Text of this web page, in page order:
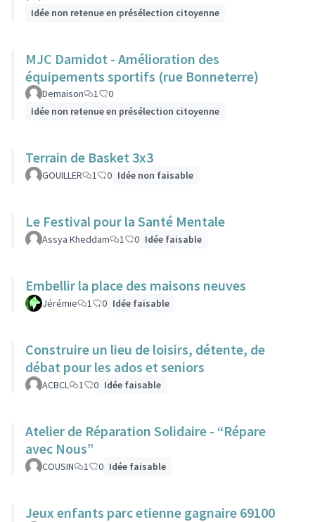
Idée non retenue en présélection citoyenne
MJC Damidot - Amélioration des
équipements sportifs (rue Bonneterre)
Demaison 1
0
Idée non retenue en présélection citoyenne
Terrain de Basket 3x3
GOUILLER 1 0 Idée non faisable
Le Festival pour la Santé Mentale
Assya Kheddam 1 0 Idée faisable
Embellir la place des maisons neuves
Jérémie 1 0 Idée faisable
Construire un lieu de loisirs, détente, de
débat pour les ados et seniors
ACBCL 1 0 Idée faisable
Atelier de Réparation Solidaire - “Répare
avec Nous”
COUSIN 1 0 Idée faisable
Jeux enfants parc etienne gagnaire 69100